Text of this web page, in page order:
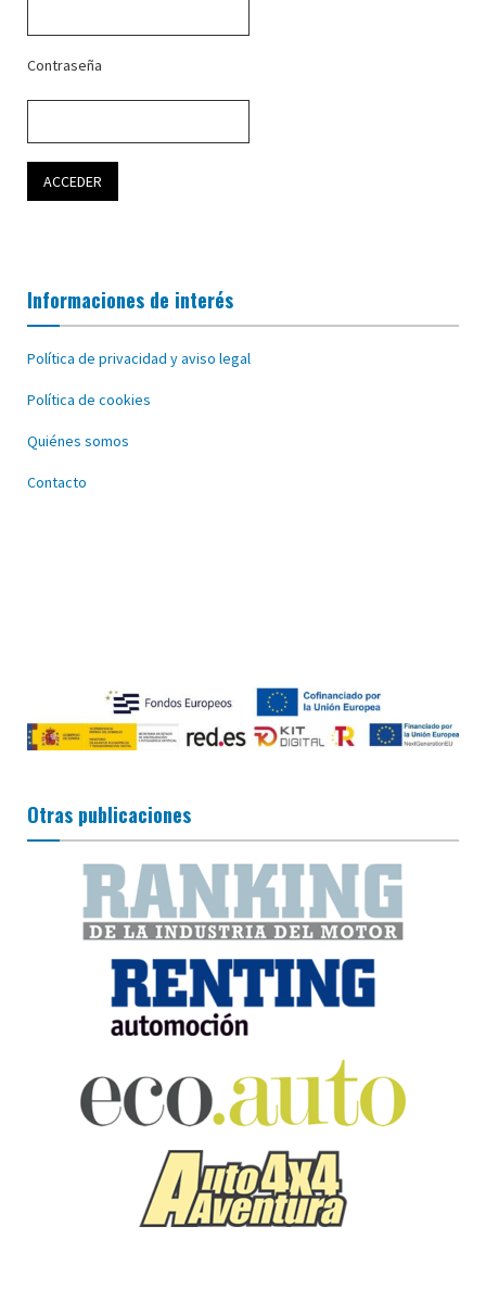
Contraseña
Informaciones de interés
Política de privacidad y aviso legal
Política de cookies
Quiénes somos
Contacto
Otras publicaciones